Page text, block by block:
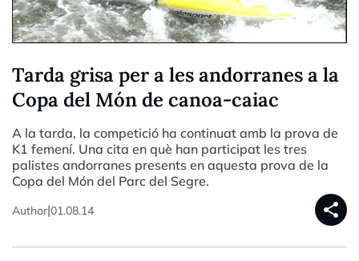
Tarda grisa per a les andorranes a la
Copa del Món de canoa-caiac
A la tarda, la competició ha continuat amb la prova de
K1 femení. Una cita en què han participat les tres
palistes andorranes presents en aquesta prova de la
Copa del Món del Parc del Segre.
Author|01.08.14 share